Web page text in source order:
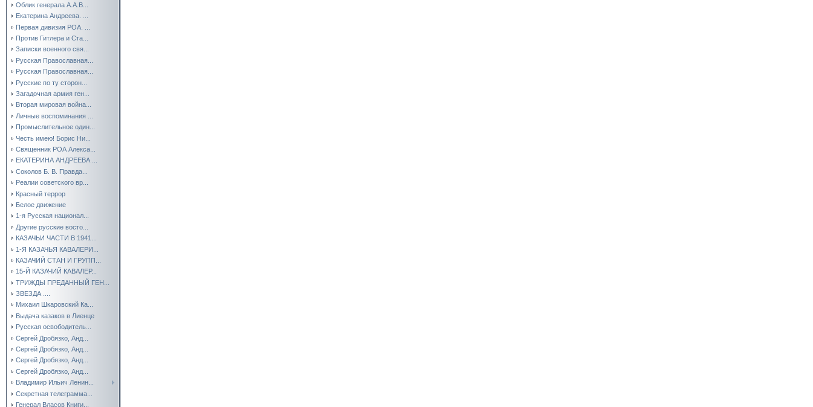
Облик генерала А.А.В...
Екатерина Андреева. ...
Первая дивизия РОА. ...
Против Гитлера и Ста...
Записки военного свя...
Русская Православная...
Русская Православная...
Русские по ту сторон...
Загадочная армия ген...
Вторая мировая война...
Личные воспоминания ...
Промыслительное один...
Честь имею! Борис Ни...
Священник РОА Алекса...
ЕКАТЕРИНА АНДРЕЕВА ...
Соколов Б. В. Правда...
Реалии советского вр...
Красный террор
Белое движение
1-я Русская национал...
Другие русские восто...
КАЗАЧЬИ ЧАСТИ В 1941...
1-Я КАЗАЧЬЯ КАВАЛЕРИ...
КАЗАЧИЙ СТАН И ГРУПП...
15-Й КАЗАЧИЙ КАВАЛЕР...
ТРИЖДЫ ПРЕДАННЫЙ ГЕН...
ЗВЕЗДА ....
Михаил Шкаровский Ка...
Выдача казаков в Лиенце
Русская освободитель...
Сергей Дробязко, Анд...
Сергей Дробязко, Анд...
Сергей Дробязко, Анд...
Сергей Дробязко, Анд...
Владимир Ильич Ленин...
Секретная телеграмма...
Генерал Власов Книги...